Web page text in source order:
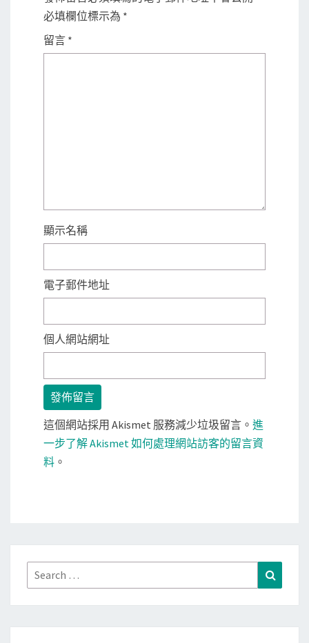
必填欄位標示為 *
留言 *
顯示名稱
電子郵件地址
個人網站網址
這個網站採用 Akismet 服務減少垃圾留言。 進
一步了解 Akismet 如何處理網站訪客的留言資
料 。
Search
for: